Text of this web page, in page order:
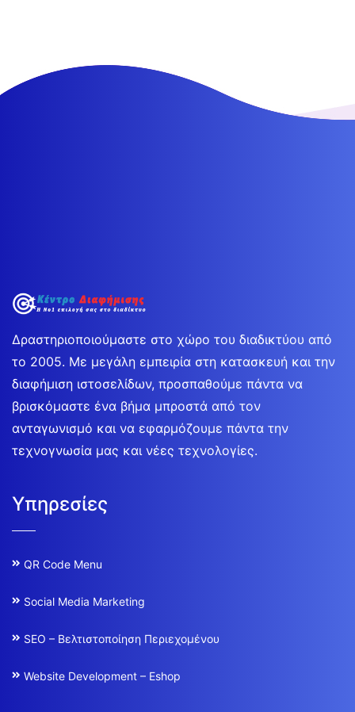
Δραστηριοποιούμαστε στο χώρο του διαδικτύου από
το 2005. Με μεγάλη εμπειρία στη κατασκευή και την
διαφήμιση ιστοσελίδων, προσπαθούμε πάντα να
βρισκόμαστε ένα βήμα μπροστά από τον
ανταγωνισμό και να εφαρμόζουμε πάντα την
τεχνογνωσία μας και νέες τεχνολογίες.
Υπηρεσίες
QR Code Menu
Social Media Marketing
SEO – Βελτιστοποίηση Περιεχομένου
Website Development – Eshop